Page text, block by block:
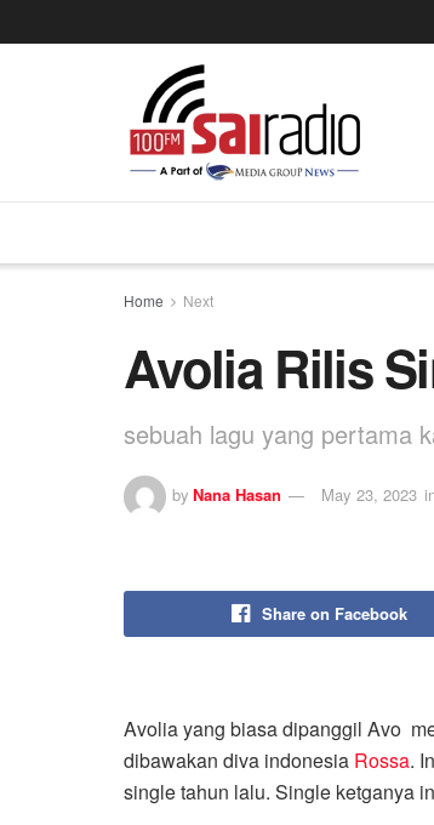
Home Next
Avolia Rilis
sebuah lagu yang pertama
by Nana Hasan May 23, 2023
Share on Facebook
Avolia yang biasa dipanggil Avo
dibawakan diva indonesia Rossa.
single tahun lalu. Single ketganya